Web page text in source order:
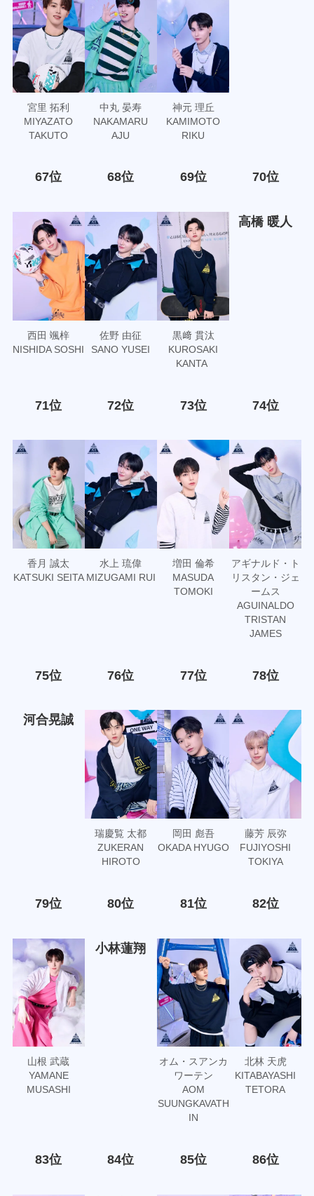
宮里 拓利
MIYAZATO
TAKUTO
中丸 晏寿
NAKAMARU
AJU
神元 理丘
KAMIMOTO
RIKU
67位 68位 69位 70位
西田 颯梓
NISHIDA SOSHI
佐野 由征
SANO YUSEI
黒﨑 貫汰
KUROSAKI
KANTA
高橋 暖人
71位 72位 73位 74位
香月 誠太
KATSUKI SEITA
水上 琉偉
MIZUGAMI RUI
増田 倫希
MASUDA
TOMOKI
アギナルド・ト
リスタン・ジェ
ームス
AGUINALDO
TRISTAN
JAMES
75位 76位 77位 78位
河合晃誠
瑞慶覧 太都
ZUKERAN
HIROTO
岡田 彪吾
OKADA HYUGO
藤芳 辰弥
FUJIYOSHI
TOKIYA
79位 80位 81位 82位
山根 武蔵
YAMANE
MUSASHI
小林蓮翔
オム・スアンカ
ワーテン
AOM
SUUNGKAVATH
IN
北林 天虎
KITABAYASHI
TETORA
83位 84位 85位 86位